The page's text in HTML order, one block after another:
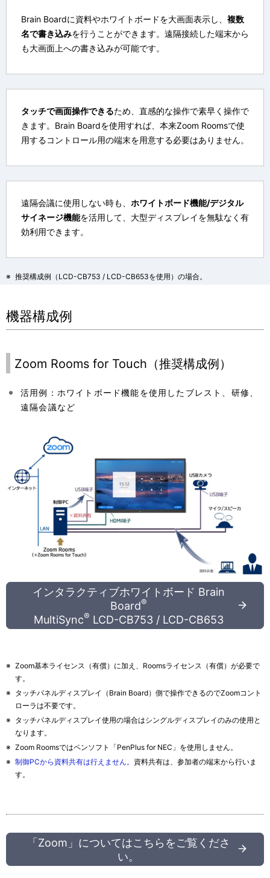
Brain Boardに資料やホワイトボードを大画面表示し、 複数
名で書き込みを行うことができます。遠隔接続した端末から
も大画面上への書き込みが可能です。
タッチで画面操作できるため、直感的な操作で素早く操作で
きます。Brain Boardを使用すれば、本来Zoom Roomsで使
用するコントロール用の端末を用意する必要はありません。
遠隔会議に使用しない時も、 ホワイトボード機能/デジタル
サイネージ機能を活用して、大型ディスプレイを無駄なく有
効利用できます。
※ 推奨構成例（LCD-CB753 / LCD-CB653を使用）の場合。
機器構成例
Zoom Rooms for Touch（推奨構成例）
活用例：ホワイトボード機能を使用したブレスト、研修、
遠隔会議など
インタラクティブホワイトボード Brain
Board®
MultiSync® LCD-CB753 / LCD-CB653
※ Zoom基本ライセンス（有償）に加え、Roomsライセンス（有償）が必要で
す。
※ タッチパネルディスプレイ（Brain Board）側で操作できるのでZoomコント
ローラは不要です。
※ タッチパネルディスプレイ使用の場合はシングルディスプレイのみの使用と
なります。
※ Zoom Roomsではペンソフト「PenPlus for NEC」を使用しません。
※ 制御PCから資料共有は行えません。 資料共有は、参加者の端末から行いま
す。
「Zoom」についてはこちらをご覧くださ
い。